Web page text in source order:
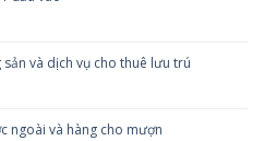
và dịch vụ cho thuê lưu trú
ngoài và hàng cho mượn